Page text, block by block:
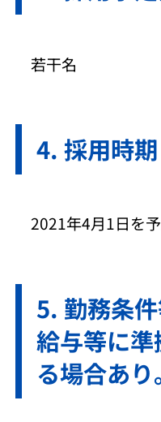
若干名
採用時期
2021年4月1日を
勤務条
給与等に
る場合あり